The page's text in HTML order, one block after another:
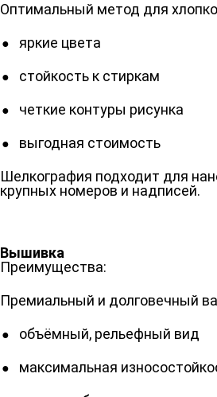
Оптимальный метод для
яркие цвета
стойкость к стиркам
четкие контуры рисунка
выгодная стоимость
Шелкография подходит для
крупных номеров и надписей.
Вышивка
Преимущества:
Премиальный и долговечный
объёмный, рельефный вид
максимальная